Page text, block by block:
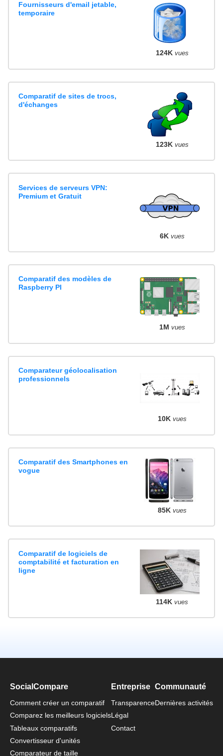
Fournisseurs d'email jetable,
temporaire
124K vues
Comparatif de sites de trocs,
d'échanges
123K vues
Services de serveurs VPN:
Premium et Gratuit
6K vues
Comparatif des modèles de
Raspberry PI
1M vues
Comparateur géolocalisation
professionnels
10K vues
Comparatif des Smartphones en
vogue
85K vues
Comparatif de logiciels de
comptabilité et facturation en
ligne
114K vues
SocialCompare
Comment créer un comparatif
Comparez les meilleurs logiciels
Tableaux comparatifs
Convertisseur d'unités
Comparateur de taille
Entreprise
Transparence
Légal
Contact
Communauté
Dernières activités